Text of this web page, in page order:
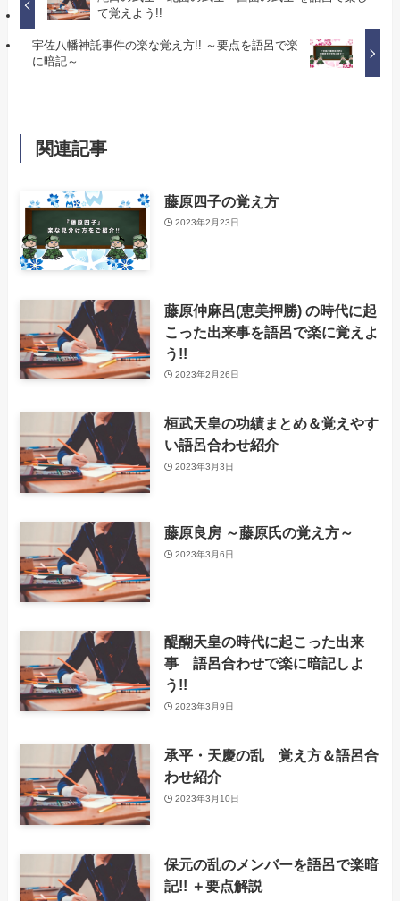
て覚えよう!!
宇佐八幡神託事件の楽な覚え方!! ～要点を語呂で楽
に暗記～
関連記事
藤原四子の覚え方
2023年2月23日
藤原仲麻呂(恵美押勝) の時代に起
こった出来事を語呂で楽に覚えよ
う!!
2023年2月26日
桓武天皇の功績まとめ＆覚えやす
い語呂合わせ紹介
2023年3月3日
藤原良房 ～藤原氏の覚え方～
2023年3月6日
醍醐天皇の時代に起こった出来
事 語呂合わせで楽に暗記しよ
う!!
2023年3月9日
承平・天慶の乱 覚え方＆語呂合
わせ紹介
2023年3月10日
保元の乱のメンバーを語呂で楽暗
記!! ＋要点解説